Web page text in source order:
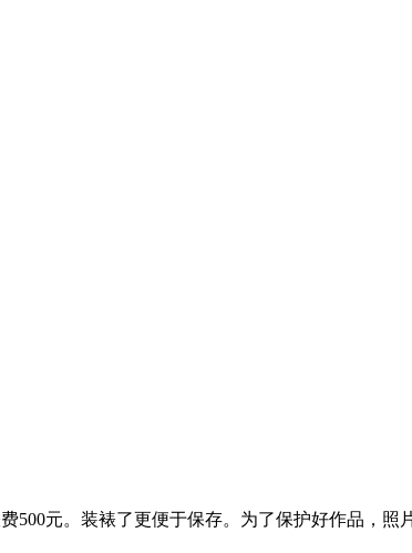
500元。装裱了更便于保存。为了保护好作品，